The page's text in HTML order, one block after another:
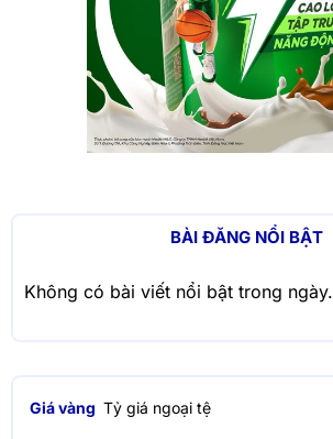
BÀI ĐĂNG NỔI BẬT
Không có bài viết nổi bật trong ngày.
Giá vàng Tỷ giá ngoại tệ